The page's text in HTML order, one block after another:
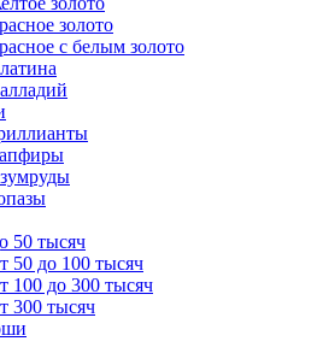
золото
с белым золото
50 тысяч
50 до 100 тысяч
100 до 300 тысяч
300 тысяч